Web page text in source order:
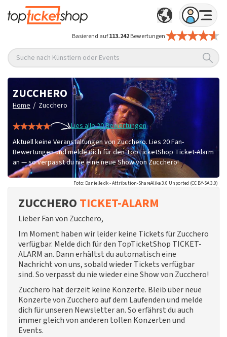
Basierend auf113.242Bewertungen
Suche nach Künstlern oder Events
ZUCCHERO
Home / Zucchero
Lies alle 20 Bewertungen
Aktuell keine Veranstaltungen von Zucchero. Lies 20 Fan-
Bewertungen und melde dich für den TopTicketShop Ticket-Alarm
an — so verpasst du nie eine neue Show von Zucchero!
Foto: Danielle dk - Attribution-ShareAlike 3.0 Unported (CC BY-SA 3.0)
ZUCCHERO TICKET-ALARM
Lieber Fan von Zucchero,
Im Moment haben wir leider keine Tickets für Zucchero
verfügbar. Melde dich für den TopTicketShop TICKET-
ALARM an. Dann erhältst du automatisch eine
Nachricht von uns, sobald wieder Tickets verfügbar
sind. So verpasst du nie wieder eine Show von Zucchero!
Zucchero hat derzeit keine Konzerte. Bleib über neue
Konzerte von Zucchero auf dem Laufenden und melde
dich für unseren Newsletter an. So erfährst du auch
immer gleich von anderen tollen Konzerten und
Events.